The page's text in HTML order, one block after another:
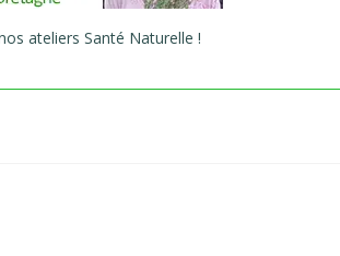
ateliers Santé Naturelle !